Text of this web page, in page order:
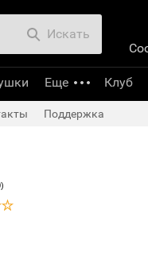
Искать
Еще Клуб
Поддержка